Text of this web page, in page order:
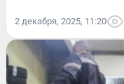
2 декабря, 2025, 11:20